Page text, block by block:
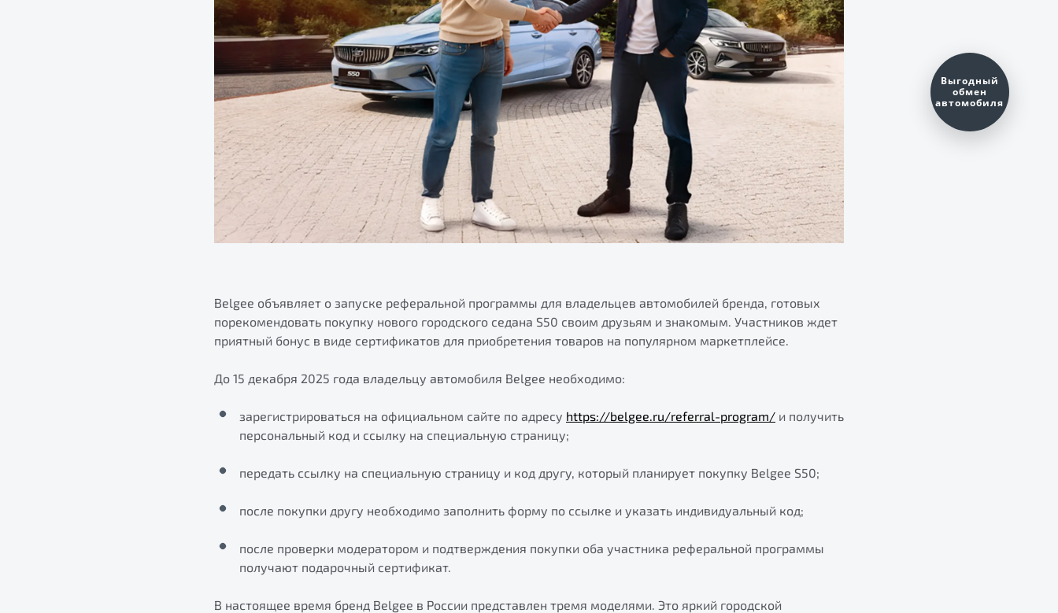
Belgee объявляет о запуске реферальной программы для владельцев автомобилей бренда, готовых
порекомендовать покупку нового городского седана S50 своим друзьям и знакомым. Участников ждет
приятный бонус в виде сертификатов для приобретения товаров на популярном маркетплейсе.
До 15 декабря 2025 года владельцу автомобиля Belgee необходимо:
зарегистрироваться на официальном сайте по адресу https://belgee.ru/referral-program/ и получить
персональный код и ссылку на специальную страницу;
передать ссылку на специальную страницу и код другу, который планирует покупку Belgee S50;
после покупки другу необходимо заполнить форму по ссылке и указать индивидуальный код;
после проверки модератором и подтверждения покупки оба участника реферальной программы
получают подарочный сертификат.
В настоящее время бренд Belgee в России представлен тремя моделями. Это яркий городской
Оценить ваш
автомобиль?